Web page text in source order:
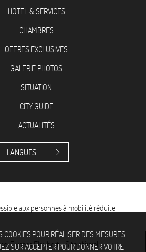
HOTEL & SERVICES
CHAMBRES
OFFRES EXCLUSIVES
GALERIE PHOTOS
SITUATION
CITY GUIDE
ACTUALITÉS
LANGUES
aux personnes à mobilité réduite
Elysées Flaubert - Site officiel
COOKIES POUR RÉALISER DES MESURES
SUR ACCEPTER POUR DONNER VOTRE